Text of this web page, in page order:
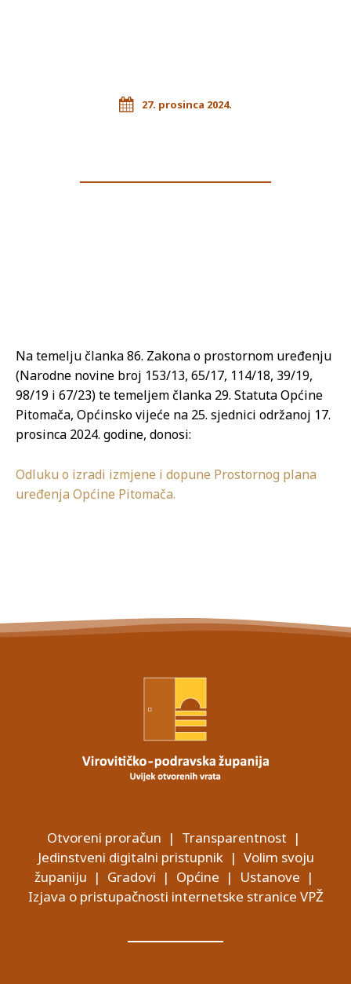
27. prosinca 2024.
Na temelju članka 86. Zakona o prostornom uređenju
(Narodne novine broj 153/13, 65/17, 114/18, 39/19,
98/19 i 67/23) te temeljem članka 29. Statuta Općine
Pitomača, Općinsko vijeće na 25. sjednici održanoj 17.
prosinca 2024. godine, donosi:
Odluku o izradi izmjene i dopune Prostornog plana
uređenja Općine Pitomača.
Otvoreni proračun | Transparentnost |
Jedinstveni digitalni pristupnik| Volim svoju
županiju | Gradovi | Općine | Ustanove |
Izjava o pristupačnosti internetske stranice VPŽ